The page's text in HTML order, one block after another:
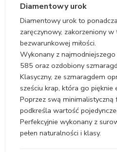
Diamentowy urok
Diamentowy urok to
zaręczynowy, zakorzeniony
bezwarunkowej miłości.
Wykonany z
585 oraz ozdobiony
Klasyczny, ze szmaragdem
sześciu krap, która go pięknie
Poprzez swą
podkreśla wartość
Perfekcyjnie wykonany z
pełen naturalności i klasy.